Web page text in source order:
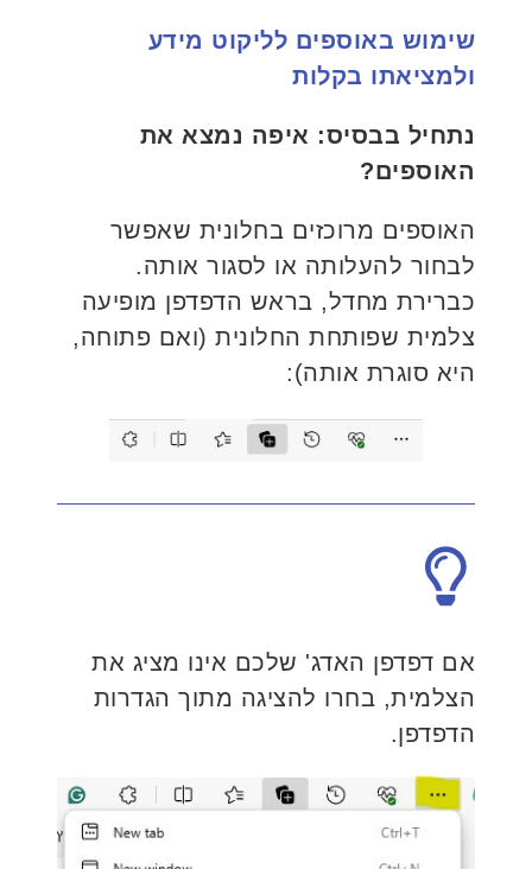
שימוש באוספים לליקוט מידע
ולמציאתו בקלות
נתחיל בבסיס: איפה נמצא את
האוספים?
האוספים מרוכזים בחלונית שאפשר
לבחור להעלותה או לסגור אותה.
כברירת מחדל, בראש הדפדפן מופיעה
צלמית שפותחת החלונית (ואם פתוחה,
היא סוגרת אותה):
אם דפדפן האדג' שלכם אינו מציג את
הצלמית, בחרו להציגה מתוך הגדרות
הדפדפן.